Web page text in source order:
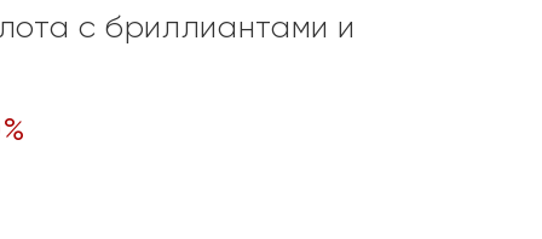
с бриллиантами и
%